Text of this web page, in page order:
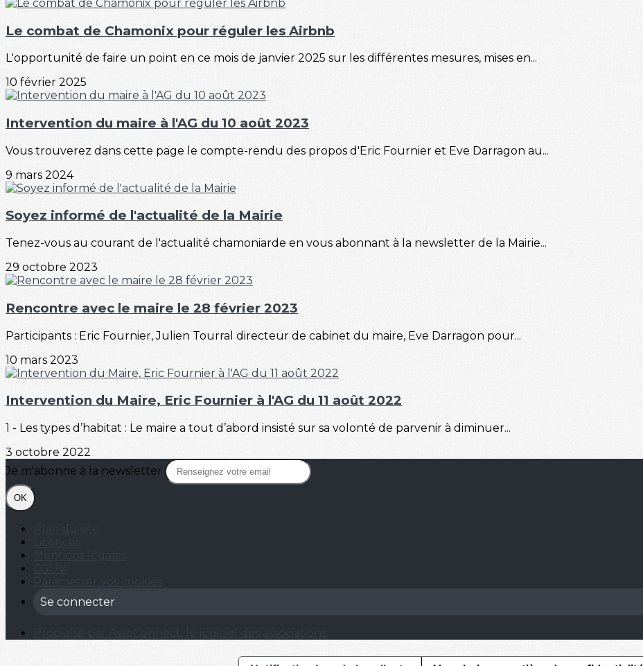
Le combat de Chamonix pour réguler les Airbnb
L'opportunité de faire un point en ce mois de janvier 2025 sur les différentes mesures, mises en...
10 février 2025
Intervention du maire à l'AG du 10 août 2023
Vous trouverez dans cette page le compte-rendu des propos d'Eric Fournier et Eve Darragon au...
9 mars 2024
Soyez informé de l'actualité de la Mairie
Tenez-vous au courant de l'actualité chamoniarde en vous abonnant à la newsletter de la Mairie...
29 octobre 2023
Rencontre avec le maire le 28 février 2023
Participants : Eric Fournier, Julien Tourral directeur de cabinet du maire, Eve Darragon pour...
10 mars 2023
Intervention du Maire, Eric Fournier à l'AG du 11 août 2022
1 - Les types d’habitat : Le maire a tout d’abord insisté sur sa volonté de parvenir à diminuer...
3 octobre 2022
Je m'abonne à la newsletter
OK
Se connecter